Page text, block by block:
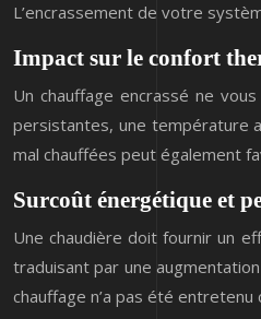
L’encrassement de votre
Impact sur le confort
Un chauffage encrassé ne
persistantes, une température
mal chauffées peut également
Surcoût énergétique et
Une chaudière doit fournir un
traduisant par une
chauffage n’a pas été